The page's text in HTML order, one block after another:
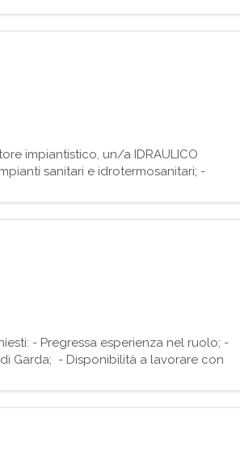
impiantistico, un/a IDRAULICO
sanitari e idrotermosanitari; -
- Pregressa esperienza nel ruolo; -
Garda; - Disponibilità a lavorare con